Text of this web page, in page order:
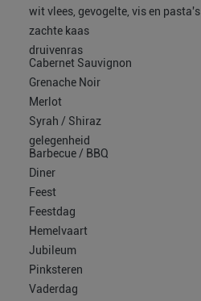
wit vlees, gevogelte, vis en pasta's
zachte kaas
druivenras
Cabernet Sauvignon
Grenache Noir
Merlot
Syrah / Shiraz
gelegenheid
Barbecue / BBQ
Diner
Feest
Feestdag
Hemelvaart
Jubileum
Pinksteren
Vaderdag